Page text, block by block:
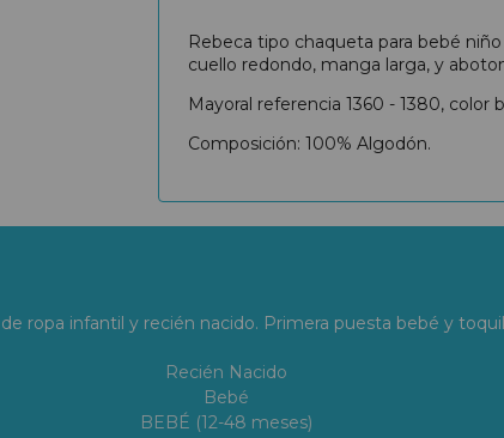
Rebeca tipo chaqueta para bebé
cuello redondo, manga larga, y
Mayoral referencia 1360 - 1380, color
Composición: 100% Algodón.
ropa infantil y recién nacido. Primera puesta bebé y
Recién Nacido
Bebé
BEBÉ (12-48 meses)